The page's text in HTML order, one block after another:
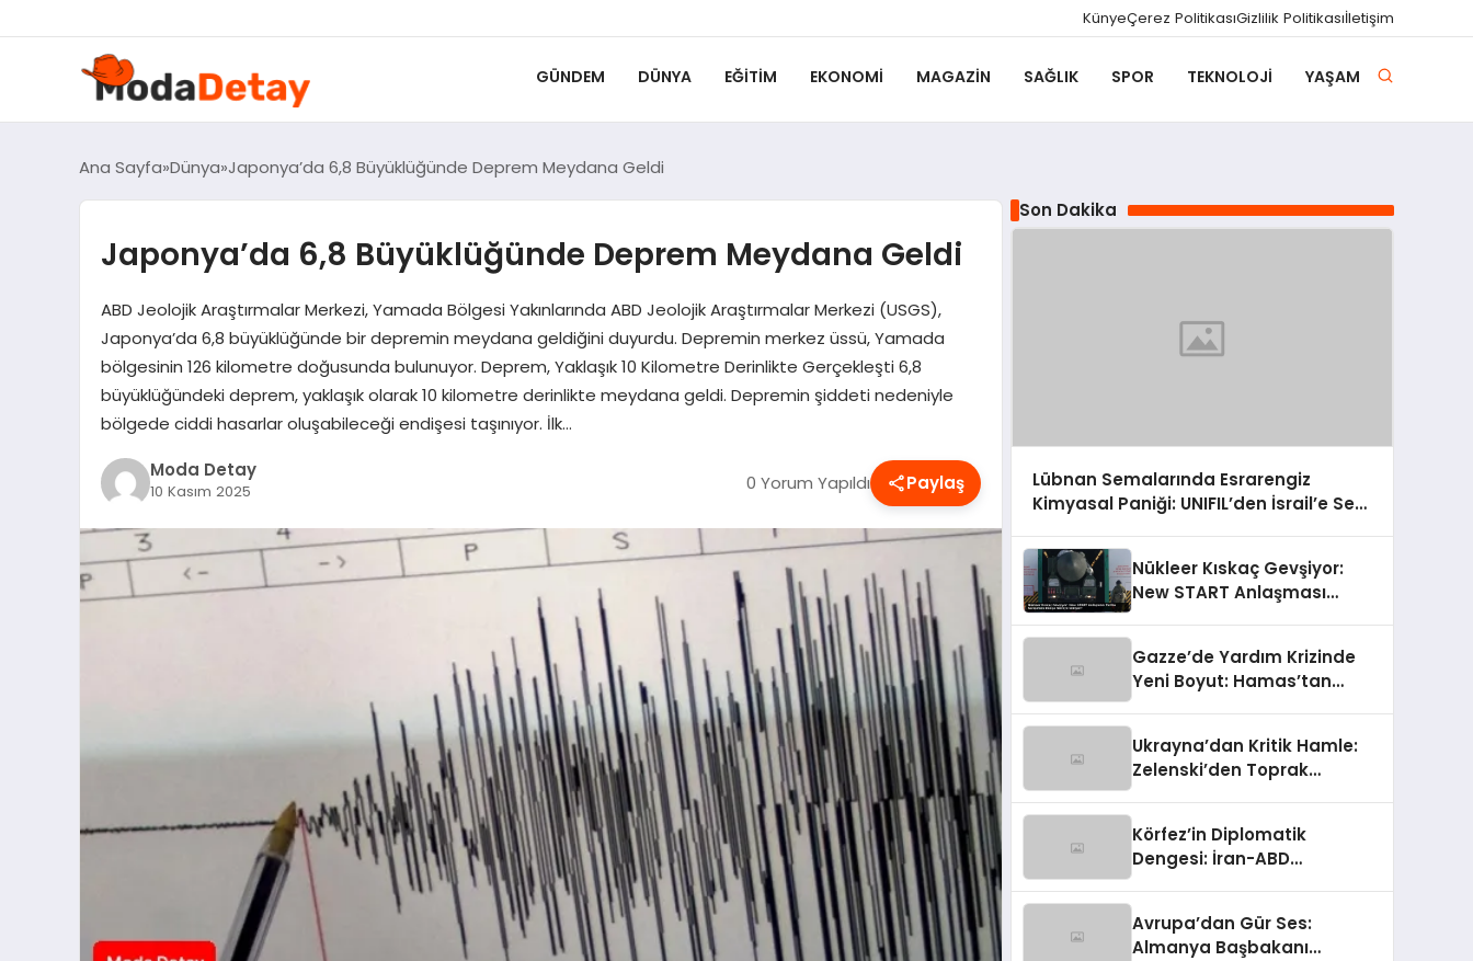
KünyeÇerez PolitikasıGizlilik Politikasıİletişim
GÜNDEM DÜNYA EĞITIM EKONOMI MAGAZIN SAĞLIK SPOR TEKNOLOJI YAŞAM
Ana Sayfa Dünya Japonya’da 6,8 Büyüklüğünde Deprem Meydana Geldi
Japonya’da 6,8 Büyüklüğünde Deprem Meydana Geldi
ABD Jeolojik Araştırmalar Merkezi, Yamada Bölgesi Yakınlarında ABD Jeolojik Araştırmalar Merkezi (USGS),
Japonya’da 6,8 büyüklüğünde bir depremin meydana geldiğini duyurdu. Depremin merkez üssü, Yamada
bölgesinin 126 kilometre doğusunda bulunuyor. Deprem, Yaklaşık 10 Kilometre Derinlikte Gerçekleşti 6,8
büyüklüğündeki deprem, yaklaşık olarak 10 kilometre derinlikte meydana geldi. Depremin şiddeti nedeniyle
bölgede ciddi hasarlar oluşabileceği endişesi taşınıyor. İlk…
Moda Detay
10 Kasım 2025 0 Yorum Yapıldı Paylaş
Son Dakika
Lübnan Semalarında Esrarengiz
Kimyasal Paniği: UNIFIL’den İsrail’e Sert
Nükleer Kıskaç Gevşiyor:
New START Anlaşması
Gazze’de Yardım Krizinde
Yeni Boyut: Hamas’tan
Ukrayna’dan Kritik Hamle:
Zelenski’den Toprak
Körfez’in Diplomatik
Dengesi: İran-ABD
Avrupa’dan Gür Ses:
Almanya Başbakanı